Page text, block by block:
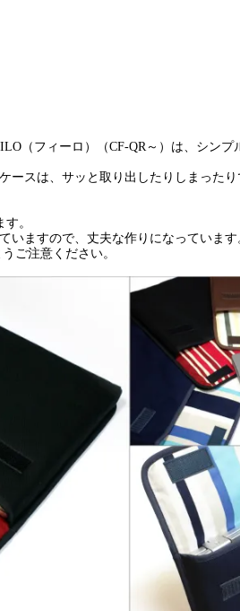
（フィーロ）（CF-QR～）は、シンプ
ースは、サッと取り出したりしまったり
。
いますので、丈夫な作りになっています
ご注意ください。